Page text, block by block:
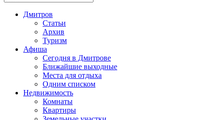
Дмитров
Статьи
Архив
Туризм
Афиша
Сегодня в Дмитрове
Ближайшие выходные
Места для отдыха
Одним списком
Недвижимость
Комнаты
Квартиры